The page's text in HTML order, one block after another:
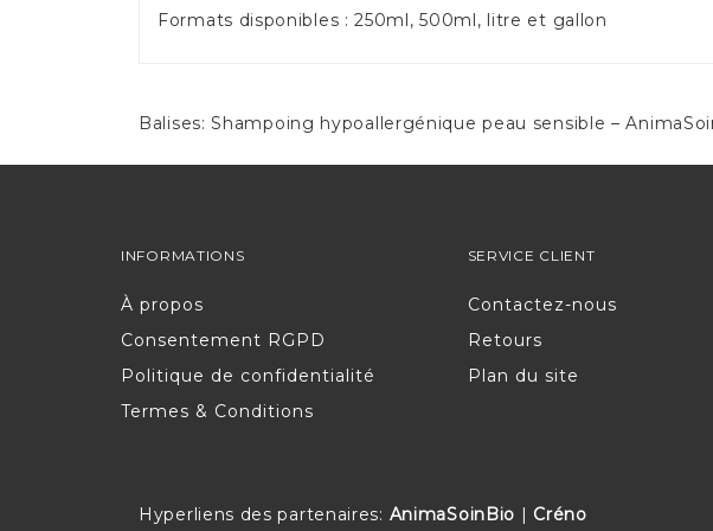
Formats disponibles : 250ml, 500ml, litre et gallon
Balises:Shampoing hypoallergénique peau sensible –
INFORMATIONS
À propos
Consentement RGPD
Politique de confidentialité
Termes & Conditions
SERVICE CLIENT
Contactez-nous
Retours
Plan du site
Hyperliens des partenaires: AnimaSoinBio | Créno